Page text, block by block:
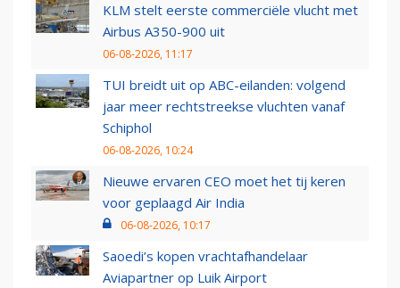
KLM stelt eerste commerciële vlucht met
Airbus A350-900 uit
06-08-2026, 11:17
TUI breidt uit op ABC-eilanden: volgend
jaar meer rechtstreekse vluchten vanaf
Schiphol
06-08-2026, 10:24
Nieuwe ervaren CEO moet het tij keren
voor geplaagd Air India
06-08-2026, 10:17
Saoedi’s kopen vrachtafhandelaar
Aviapartner op Luik Airport